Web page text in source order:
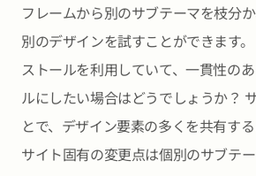
フレームから別のサブテーマを枝分
別のデザインを試すことができます
ストールを利用していて、一貫性の
ルにしたい場合はどうでしょうか？
とで、デザイン要素の多くを共有する
サイト固有の変更点は個別のサブテ